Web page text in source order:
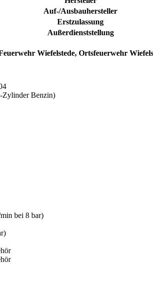
Auf-/Ausbauhersteller
Erstzulassung
Außerdienststellung
Wiefelstede, Ortsfeuerwehr
Zylinder Benzin)
bei 8 bar)